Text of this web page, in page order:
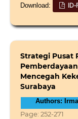
Download: ID-
Strategi Pusat
Mencegah
Surabaya
Authors:
Page: 252-271